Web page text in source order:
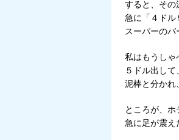
すると、その
急に「４ドル
スーパーのバ
私はもうしゃ
５ドル出し
泥棒と分かれ
ところが、ホ
急に足が震え